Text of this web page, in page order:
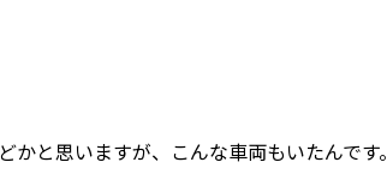
と思いますが、こんな車両もいたんです。